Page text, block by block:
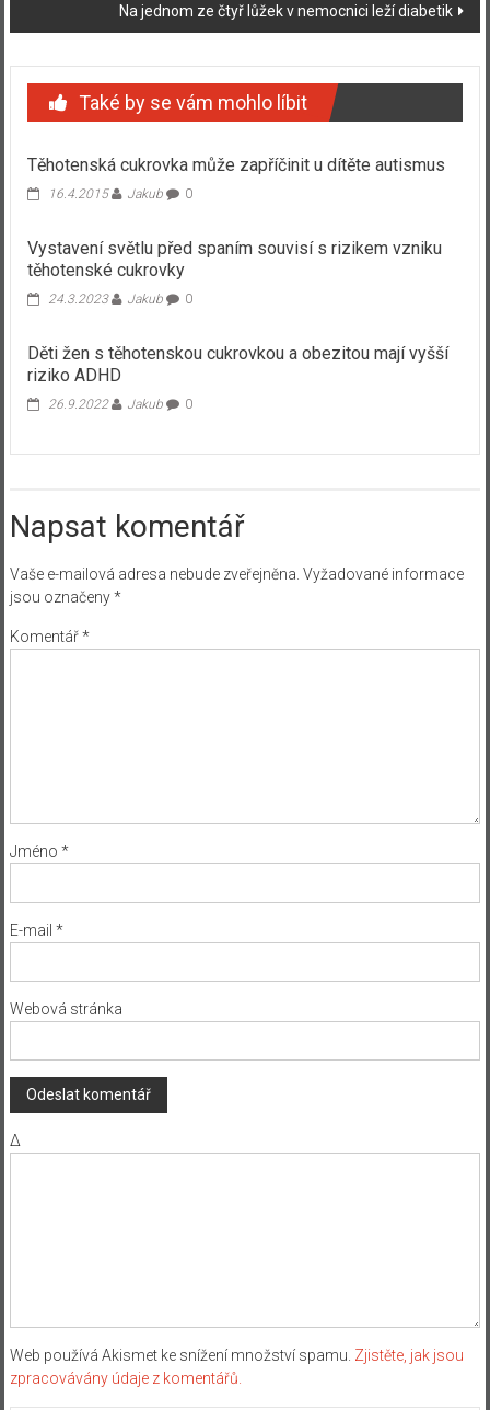
Na jednom ze čtyř lůžek v nemocnici leží diabetik
Také by se vám mohlo líbit
Těhotenská cukrovka může zapříčinit u dítěte autismus
16.4.2015 Jakub 0
Vystavení světlu před spaním souvisí s rizikem vzniku
těhotenské cukrovky
24.3.2023 Jakub 0
Děti žen s těhotenskou cukrovkou a obezitou mají vyšší
riziko ADHD
26.9.2022 Jakub 0
Napsat komentář
Vaše e-mailová adresa nebude zveřejněna. Vyžadované informace
jsou označeny*
Komentář*
Jméno *
E-mail *
Webová stránka
Δ
Web používá Akismet ke snížení množství spamu. Zjistěte, jak jsou
zpracovávány údaje z komentářů.